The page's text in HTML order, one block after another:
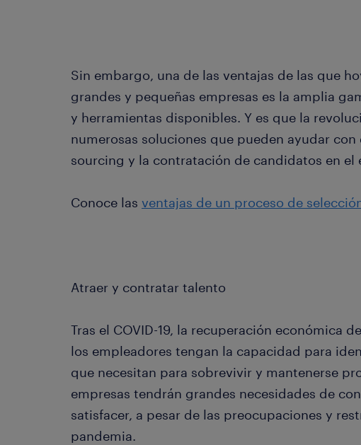
Sin embargo, una de las ventajas de las que
grandes y pequeñas empresas es la amplia
y herramientas disponibles. Y es que la
numerosas soluciones que pueden ayudar
sourcing y la contratación de candidatos en el
Conoce las ventajas de un proceso de
Atraer y contratar talento
Tras el COVID-19, la recuperación económica
los empleadores tengan la capacidad para
que necesitan para sobrevivir y mantenerse
empresas tendrán grandes necesidades de
satisfacer, a pesar de las preocupaciones y
pandemia.